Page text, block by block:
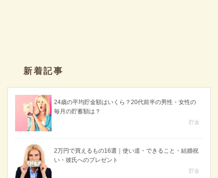
新着記事
24歳の平均貯金額はいくら？20代前半の男性・女性の
毎月の貯蓄額は？
貯金
2万円で買えるもの16選｜使い道・できること・結婚祝
い・彼氏へのプレゼント
貯金